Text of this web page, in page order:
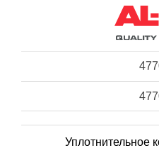
Уплотнительное